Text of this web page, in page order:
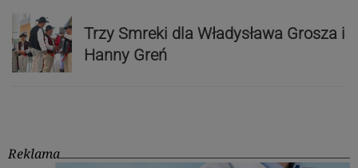
Trzy Smreki dla Władysława Grosza i
Hanny Greń
Reklama